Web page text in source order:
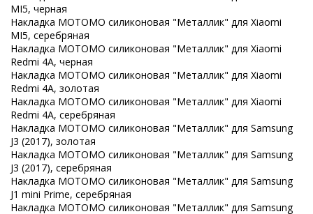
MI5, черная
Накладка MOTOMO силиконовая "Металлик" для Xiaomi
MI5, серебряная
Накладка MOTOMO силиконовая "Металлик" для Xiaomi
Redmi 4A, черная
Накладка MOTOMO силиконовая "Металлик" для Xiaomi
Redmi 4A, золотая
Накладка MOTOMO силиконовая "Металлик" для Xiaomi
Redmi 4A, серебряная
Накладка MOTOMO силиконовая "Металлик" для Samsung
J3 (2017), золотая
Накладка MOTOMO силиконовая "Металлик" для Samsung
J3 (2017), серебряная
Накладка MOTOMO силиконовая "Металлик" для Samsung
J1 mini Prime, серебряная
Накладка MOTOMO силиконовая "Металлик" для Samsung